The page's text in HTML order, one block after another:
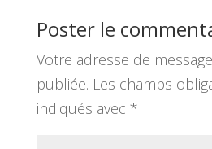
o
o
k
er
Poster le
Votre adresse de
publiée. Les champs
indiqués avec *